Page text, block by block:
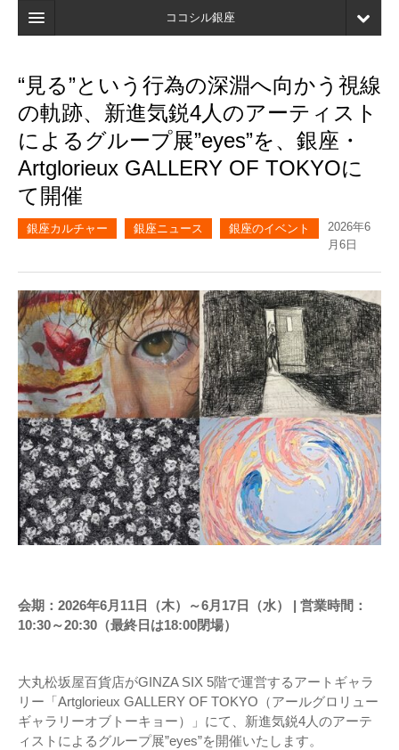
ココシル銀座
検索
店舗・施設最新情報
口コミ
マイページ
ブックマーク
“見る”という行為の深淵へ向かう視線
の軌跡、新進気鋭4人のアーティスト
によるグループ展”eyes”を、銀座・
Artglorieux GALLERY OF TOKYOに
て開催
銀座カルチャー 銀座ニュース 銀座のイベント
2026年6
月6日
会期：2026年6月11日（木）～6月17日（水） | 営業時間：
10:30～20:30（最終日は18:00閉場）
大丸松坂屋百貨店がGINZA SIX 5階で運営するアートギャラ
リー「Artglorieux GALLERY OF TOKYO（アールグロリュー
ギャラリーオブトーキョー）」にて、新進気鋭4人のアーテ
ィストによるグループ展”eyes”を開催いたします。